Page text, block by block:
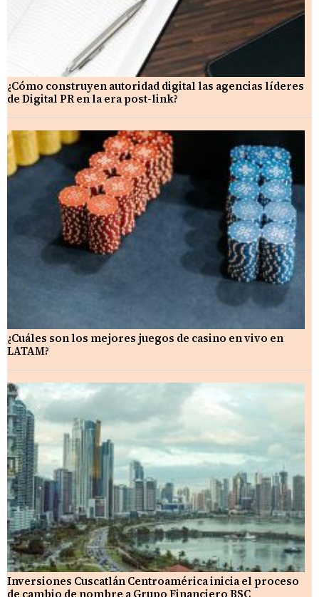
¿Cómo construyen autoridad digital las agencias líderes
de Digital PR en la era post-link?
¿Cuáles son los mejores juegos de casino en vivo en
LATAM?
Inversiones Cuscatlán Centroamérica inicia el proceso
de cambio de nombre a Grupo Financiero BSC